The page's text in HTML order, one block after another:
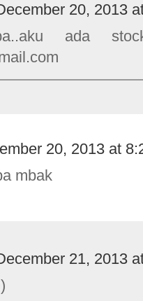
20, 2013
ada
20, 2013 at
mbak
21, 2013